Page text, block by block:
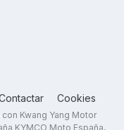
Cookies
Kwang Yang Motor
KYMCO Moto España,